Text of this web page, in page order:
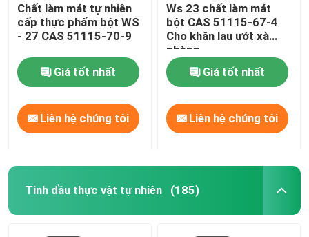
Chất làm mát tự nhiên
cấp thực phẩm bột WS
- 27 CAS 51115-70-9
Giá tốt nhất
Liên hệ chúng tôi
Ws 23 chất làm mát
bột CAS 51115-67-4
Cho khăn lau ướt xà
phòng
Giá tốt nhất
Liên hệ chúng tôi
Tinh dầu thực vật tự nhiên (185)